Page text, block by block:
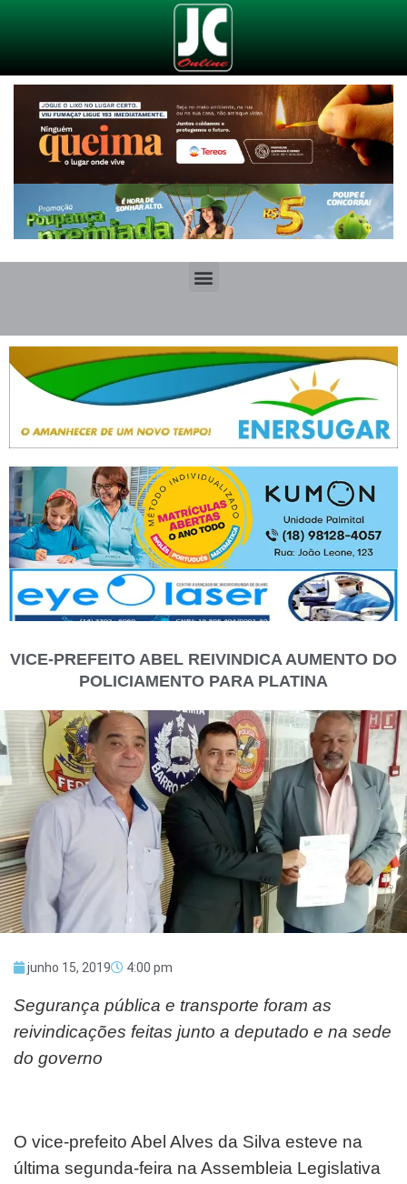
VICE-PREFEITO ABEL REIVINDICA AUMENTO DO
POLICIAMENTO PARA PLATINA
junho 15, 2019 4:00 pm
Segurança pública e transporte foram as
reivindicações feitas junto a deputado e na sede
do governo
O vice-prefeito Abel Alves da Silva esteve na
última segunda-feira na Assembleia Legislativa